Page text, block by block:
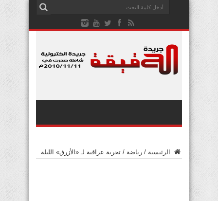
الرئيسية / رياضة / تجربة عراقية لـ «الأزرق» الليلة